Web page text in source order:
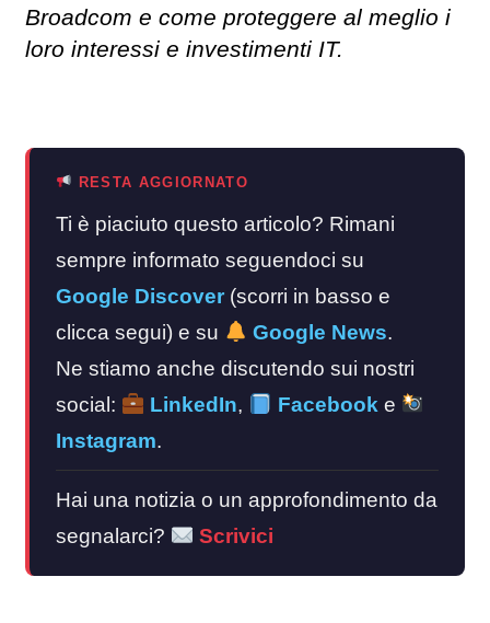
Broadcom e come proteggere al meglio i
loro interessi e investimenti IT.
RESTA AGGIORNATO
Ti è piaciuto questo articolo? Rimani
sempre informato seguendoci su
Google Discover (scorri in basso e
clicca segui) e su
Google News.
Ne stiamo anche discutendo sui nostri
social:
LinkedIn, Facebook e
Instagram.
Hai una notizia o un approfondimento da
segnalarci?
Scrivici